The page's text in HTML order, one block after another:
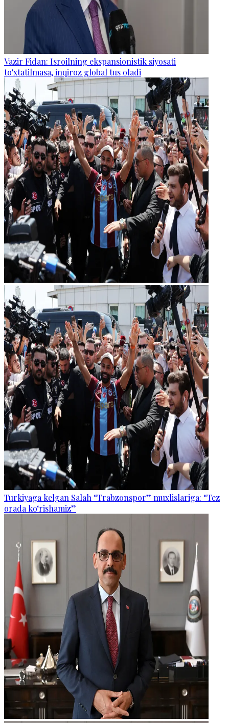
Vazir Fidan: Isroilning ekspansionistik siyosati
to‘xtatilmasa, inqiroz global tus oladi
Turkiyaga kelgan Salah “Trabzonspor” muxlislariga: “Tez
orada ko‘rishamiz”